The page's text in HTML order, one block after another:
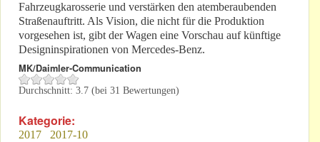
Fahrzeugkarosserie und verstärken den atemberaubenden
Straßenauftritt. Als Vision, die nicht für die Produktion
vorgesehen ist, gibt der Wagen eine Vorschau auf künftige
Designinspirationen von Mercedes-Benz.
MK/Daimler-Communication
Durchschnitt: 3.7 (bei 31 Bewertungen)
Kategorie:
2017
2017-10